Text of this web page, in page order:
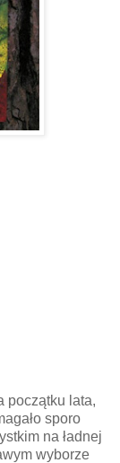
początku lata,
sporo
na ładnej
wyborze